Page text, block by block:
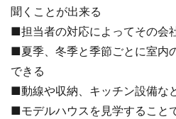
聞くことが出来る
■担当者の対応によってその会
■夏季、冬季と季節ごとに室内
できる
■動線や収納、キッチン設備な
■モデルハウスを見学すること